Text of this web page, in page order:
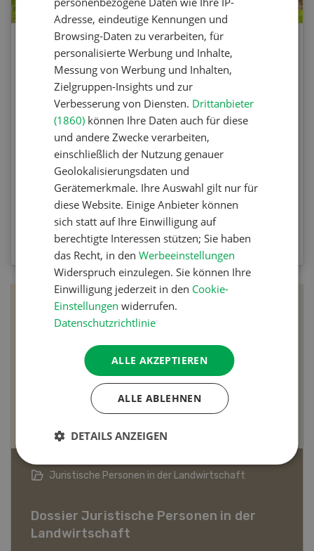
Agrar-Quiz: Mechanische
Unkrautbekämpfung
Testen Sie Ihr Wissen. Machen Sie mit am
Agrar-Quiz der UFA-Revue. Die Fragen
beziehen sich auf die Unkrautbekämpfung und
Maschinen zur mechanischen
Unkrautbekämpfung.
ZUM QUIZ
Bio-Artikel
Adresse, eindeutige Kennungen und
Browsing-Daten zu verarbeiten, für
personalisierte Werbung und Inhalte,
Messung von Werbung und Inhalten,
Zielgruppen-Insights und zur
Verbesserung von Diensten. Drittanbieter
(1860) können Ihre Daten auch für diese
und andere Zwecke verarbeiten,
einschließlich der Nutzung genauer
Geolokalisierungsdaten und
Gerätemerkmale. Ihre Auswahl gilt nur für
diese Website. Einige Anbieter können
sich statt auf Ihre Einwilligung auf
berechtigte Interessen stützen; Sie haben
das Recht, in denWerbeeinstellungen
Widerspruch einzulegen. Sie können Ihre
Einwilligung jederzeit in den Cookie-
Einstellungen widerrufen.
Datenschutzrichtlinie
ALLE AKZEPTIEREN
ALLE ABLEHNEN
DETAILS ANZEIGEN